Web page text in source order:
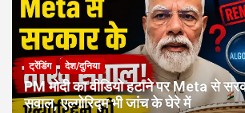
ट्रेंडिंग देश/दुनिया
PM मोदी का वीडियो हटाने पर Meta से
सवाल, एल्गोरिद्म भी जांच के घेरे में